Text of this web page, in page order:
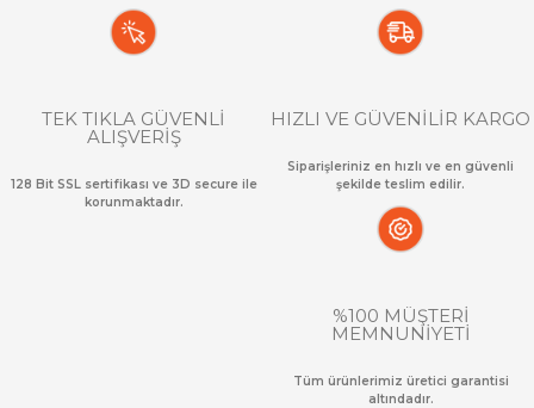
TEK TIKLA GÜVENLİ
ALIŞVERİŞ
128 Bit SSL sertifikası ve 3D secure ile
korunmaktadır.
HIZLI VE GÜVENİLİR KARGO
Siparişleriniz en hızlı ve en güvenli
şekilde teslim edilir.
%100 MÜŞTERİ
MEMNUNİYETİ
Tüm ürünlerimiz üretici garantisi
altındadır.